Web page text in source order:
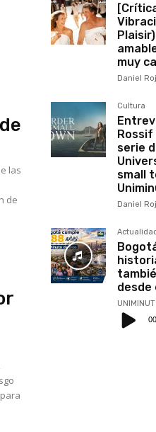
las
de
muy
Daniel
Cultura
Rossif
serie
small
Daniel
desde
de
audio